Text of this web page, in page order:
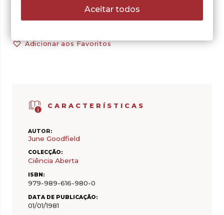
CARACTERÍSTICAS
AUTOR:
June Goodfield
COLECÇÃO:
Ciência Aberta
ISBN:
979-989-616-980-0
DATA DE PUBLICAÇÃO:
01/01/1981
Adicionar aos Favoritos
Aceitar todos